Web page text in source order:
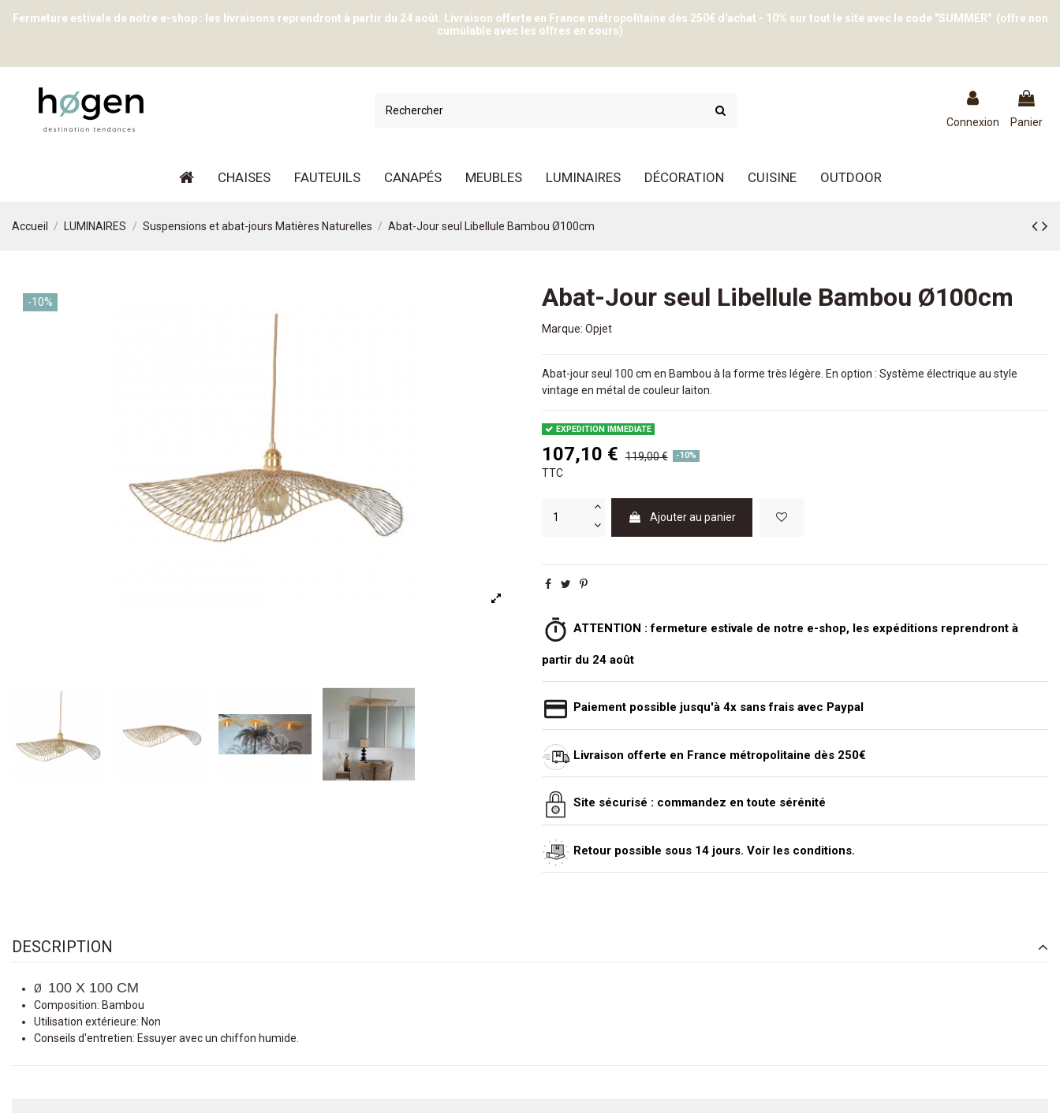
Fermeture estivale de notre e-shop : les livraisons reprendront à partir du 24 août. Livraison offerte en France métropolitaine dès 250€ d'achat - 10% sur tout le site avec le code "SUMMER" (offre non
cumulable avec les offres en cours)
Connexion Panier
CHAISES FAUTEUILS CANAPÉS MEUBLES LUMINAIRES DÉCORATION CUISINE OUTDOOR
Accueil LUMINAIRES Suspensions et abat-jours Matières Naturelles Abat-Jour seul Libellule Bambou Ø100cm
-10% Abat-Jour seul Libellule Bambou Ø100cm
Marque: Opjet
Abat-jour seul 100 cm en Bambou à la forme très légère. En option : Système électrique au style
vintage en métal de couleur laiton.
EXPEDITION IMMEDIATE
107,10 € 119,00 € -10%
TTC
Ajouter au panier
ATTENTION : fermeture estivale de notre e-shop, les expéditions reprendront à
partir du 24 août
Paiement possible jusqu'à 4x sans frais avec Paypal
Livraison offerte en France métropolitaine dès 250€
Site sécurisé : commandez en toute sérénité
Retour possible sous 14 jours. Voir les conditions.
DESCRIPTION
Ø 100 X 100 CM
Composition: Bambou
Utilisation extérieure: Non
Conseils d'entretien: Essuyer avec un chiffon humide.